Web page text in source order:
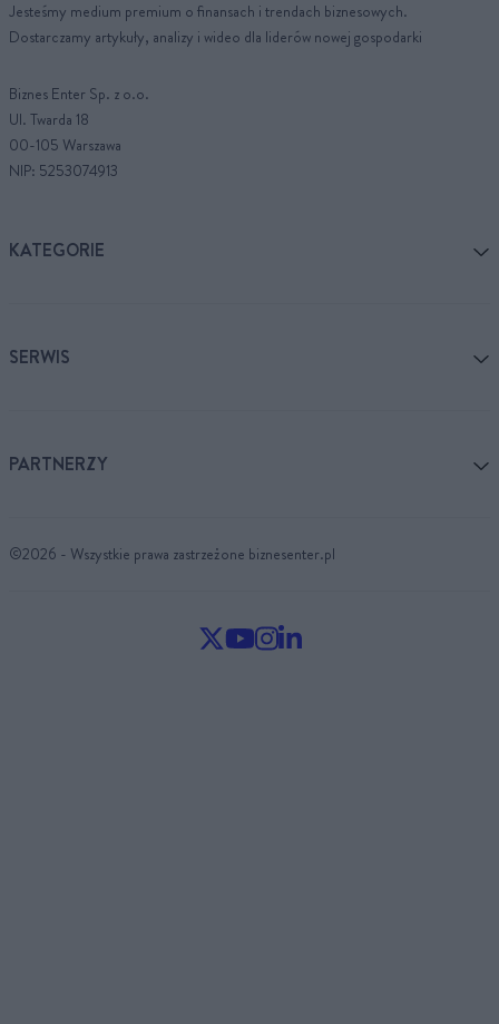
Jesteśmy medium premium o finansach i trendach biznesowych.
Dostarczamy artykuły, analizy i wideo dla liderów nowej gospodarki
Biznes Enter Sp. z o.o.
Ul. Twarda 18
00-105 Warszawa
NIP: 5253074913
KATEGORIE
SERWIS
PARTNERZY
©2026 - Wszystkie prawa zastrzeżone biznesenter.pl